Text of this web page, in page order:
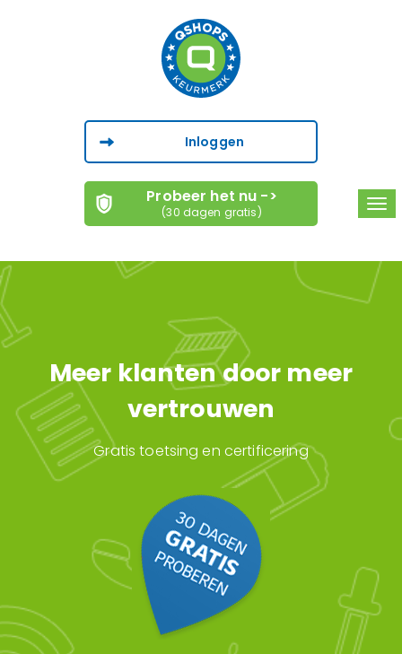
Inloggen
Probeer het nu ->
(30 dagen gratis)
Meer klanten door meer
vertrouwen
Gratis toetsing en certificering